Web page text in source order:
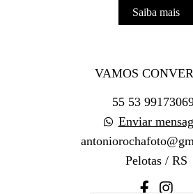
Saiba mais
VAMOS
55 53
Enviar
Pelotas / RS